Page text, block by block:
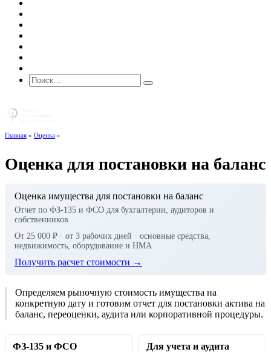
Поиск по сайту
Главная » Оценка »
Оценка для постановки на баланс
Оценка имущества для постановки на баланс
Отчет по ФЗ-135 и ФСО для бухгалтерии, аудиторов и
собственников
От 25 000 ₽ · от 3 рабочих дней · основные средства,
недвижимость, оборудование и НМА
Получить расчет стоимости →
Определяем рыночную стоимость имущества на
конкретную дату и готовим отчет для постановки актива на
баланс, переоценки, аудита или корпоративной процедуры.
ФЗ-135 и ФСО Для учета и аудита